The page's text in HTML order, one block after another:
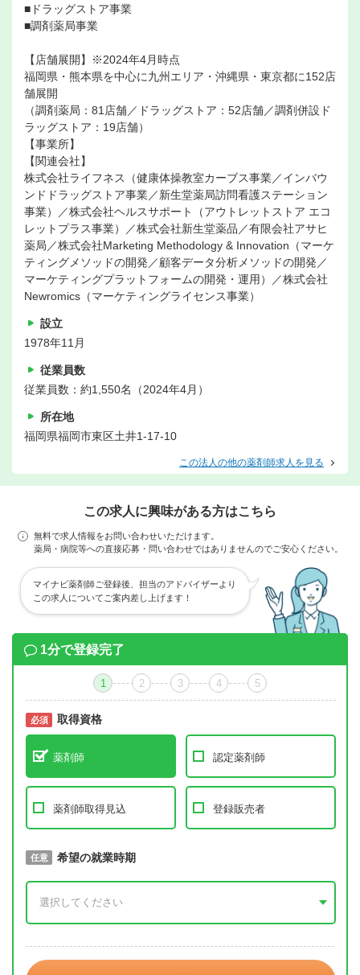
■ドラッグストア事業
■調剤薬局事業
【店舗展開】※2024年4月時点
福岡県・熊本県を中心に九州エリア・沖縄県・東京都に152店
舗展開
（調剤薬局：81店舗／ドラッグストア：52店舗／調剤併設ド
ラッグストア：19店舗）
【事業所】
【関連会社】
株式会社ライフネス（健康体操教室カーブス事業／インバウ
ンドドラッグストア事業／新生堂薬局訪問看護ステーション
事業）／株式会社ヘルスサポート（アウトレットストア エコ
レットプラス事業）／株式会社新生堂薬品／有限会社アサヒ
薬局／株式会社Marketing Methodology & Innovation（マーケ
ティングメソッドの開発／顧客データ分析メソッドの開発／
マーケティングプラットフォームの開発・運用）／株式会社
Newromics（マーケティングライセンス事業）
設立
1978年11月
従業員数
従業員数：約1,550名（2024年4月）
所在地
福岡県福岡市東区土井1-17-10
この法人の他の薬剤師求人を見る
この求人に興味がある方はこちら
無料で求人情報をお問い合わせいただけます。
薬局・病院等への直接応募・問い合わせではありませんのでご安心ください。
マイナビ薬剤師ご登録後、担当のアドバイザーより
この求人についてご案内差し上げます！
1分で登録完了
1 2 3 4 5
必須 取得資格
薬剤師 認定薬剤師
薬剤師取得見込 登録販売者
必須 取得予定年
任意 希望の就業時期